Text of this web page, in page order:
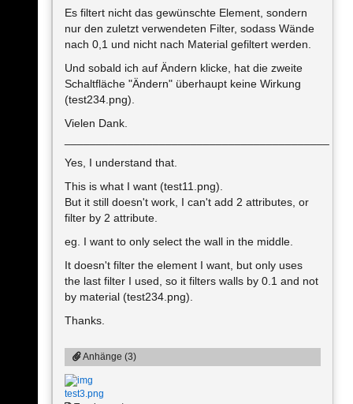
Es filtert nicht das gewünschte Element, sondern
nur den zuletzt verwendeten Filter, sodass Wände
nach 0,1 und nicht nach Material gefiltert werden.
Und sobald ich auf Ändern klicke, hat die zweite
Schaltfläche "Ändern" überhaupt keine Wirkung
(test234.png).
Vielen Dank.
Yes, I understand that.
This is what I want (test11.png).
But it still doesn't work, I can't add 2 attributes, or
filter by 2 attribute.
eg. I want to only select the wall in the middle.
It doesn't filter the element I want, but only uses
the last filter I used, so it filters walls by 0.1 and not
by material (test234.png).
Thanks.
Anhänge (3)
test3.png